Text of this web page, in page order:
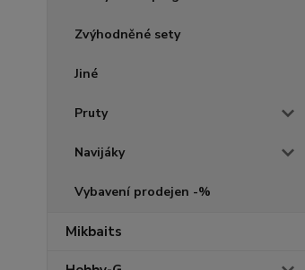
Zvýhodněné sety
Jiné
Pruty
Navijáky
Vybavení prodejen -%
Mikbaits